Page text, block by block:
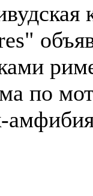
по